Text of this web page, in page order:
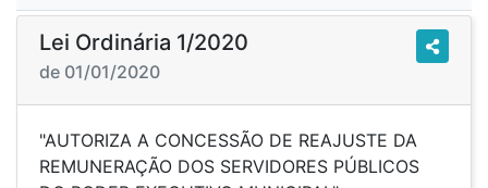
Lei Ordinária 1/2020
de 01/01/2020
"AUTORIZA A CONCESSÃO DE REAJUSTE DA
REMUNERAÇÃO DOS SERVIDORES PÚBLICOS